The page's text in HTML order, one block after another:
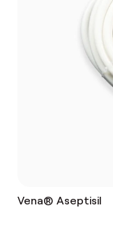
Vena® Aseptisil